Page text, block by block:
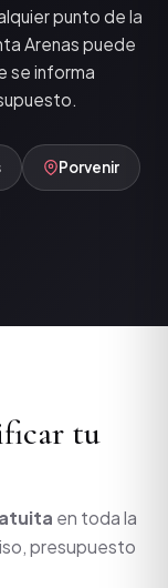
punto de la
Arenas puede
se informa
Porvenir
tu
en toda la
presupuesto